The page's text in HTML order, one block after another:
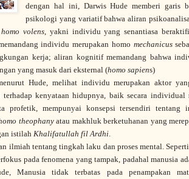
dengan hal ini, Darwis Hude memberi garis
psikologi yang variatif bahwa aliran
homo volens, yakni individu yang senantiasa
individu merupakan homo mechanicus
kerja; aliran kognitif memandang bahwa
yang masuk dari eksternal (homo sapiens)
Hude, melihat individu merupakan aktor
terhadap kenyataan hidupnya, baik secara individual
profetik, mempunyai konsepsi tersendiri tentang
theophanyatau makhluk berketuhanan yang
istilah Khalifatullah fil Ardhi
ilmiah tentang tingkah laku dan proses mental.
pada fenomena yang tampak, padahal manusia
Manusia tidak terbatas pada penampakan